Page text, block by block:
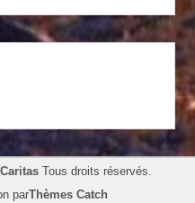
Tous droits réservés.
parThèmes Catch